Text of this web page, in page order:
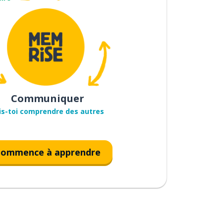
Communiquer
toi comprendre des autres
à apprendre